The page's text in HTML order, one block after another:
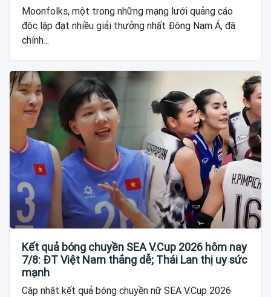
Moonfolks, một trong những mạng lưới quảng cáo
độc lập đạt nhiều giải thưởng nhất Đông Nam Á, đã
chính...
Kết quả bóng chuyền SEA V.Cup 2026 hôm nay
7/8: ĐT Việt Nam thắng dễ; Thái Lan thị uy sức
mạnh
Cập nhật kết quả bóng chuyền nữ SEA V.Cup 2026